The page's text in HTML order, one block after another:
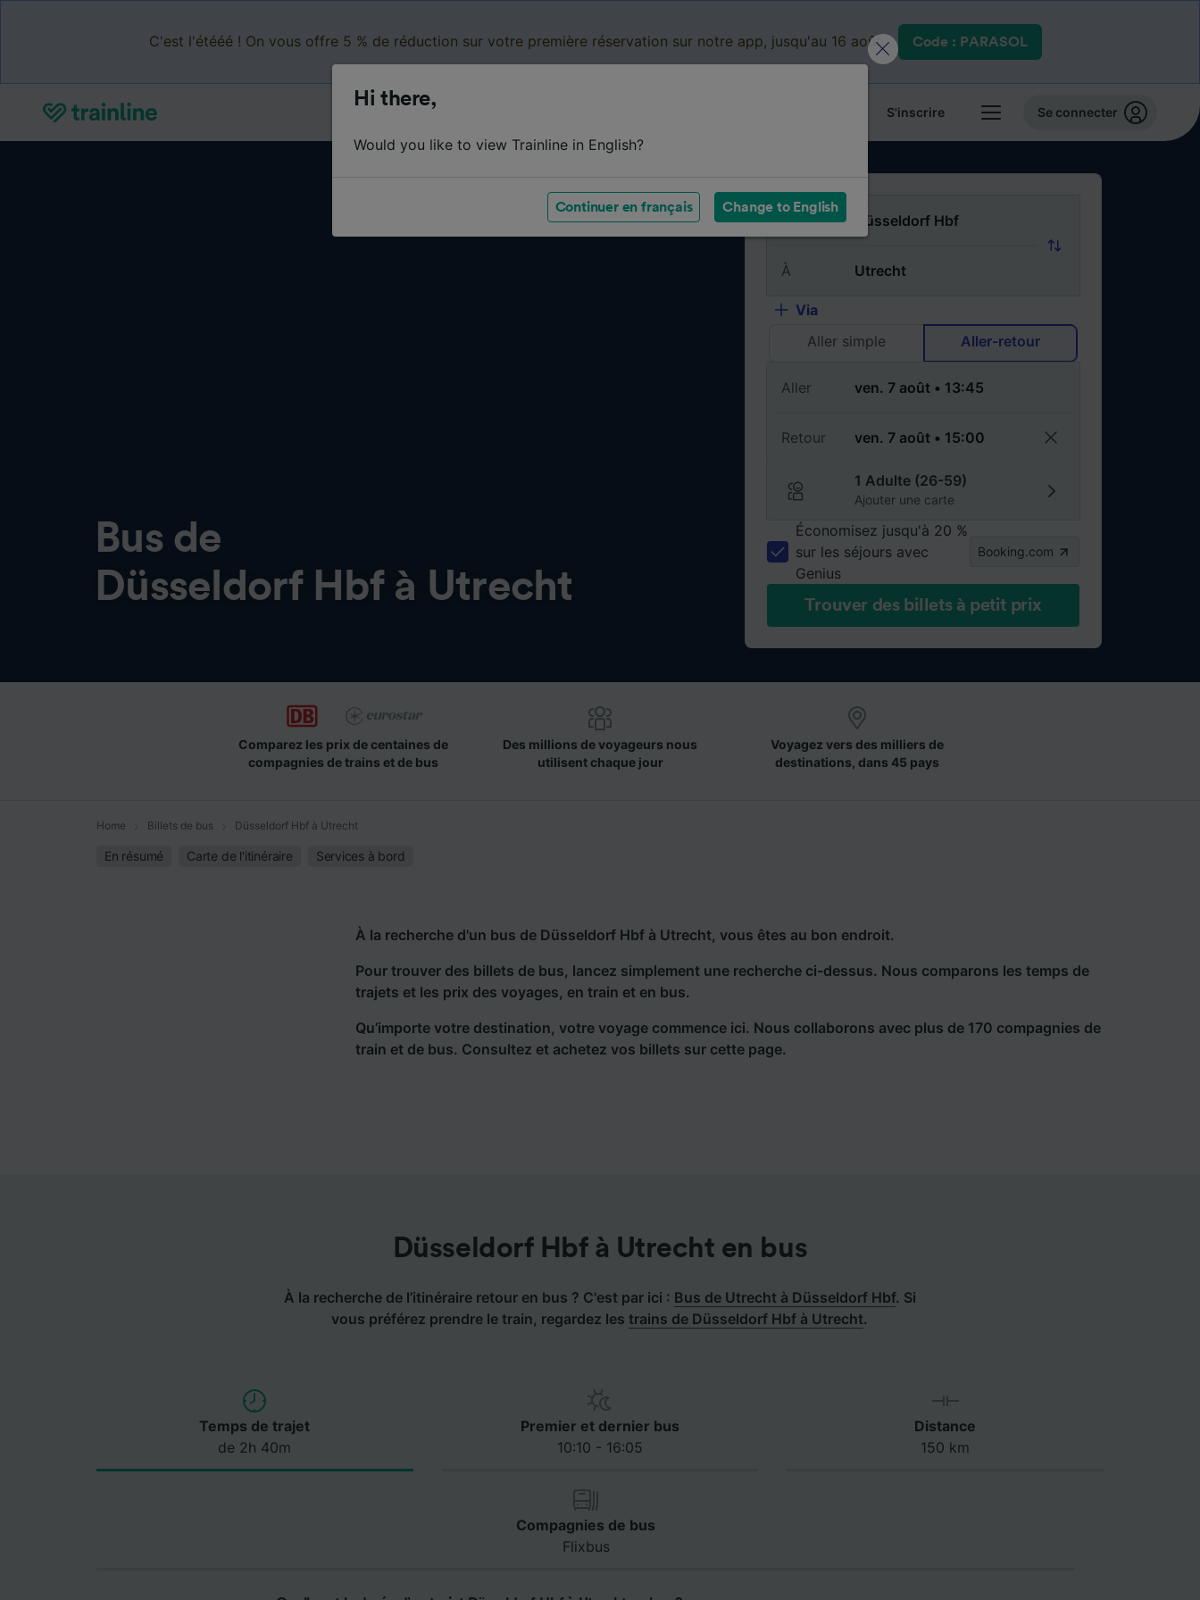
C'est l'étééé ! On vous offre 5 % de réduction sur votre première réservation sur notre app, jusqu'au 16 août. Code : PARASOL
S'inscrire Se connecter
Bus de
Düsseldorf Hbf à Utrecht
De
À
Via
Aller simple
Aller-retour
Aller
Retour
1 Adulte (26-59)
Ajouter une carte
Économisez jusqu'à 20 %
sur les séjours avec
Genius
Booking.com
Trouver des billets à petit prix
Comparez les prix de centaines de
compagnies de trains et de bus
Des millions de voyageurs nous
utilisent chaque jour
Voyagez vers des milliers de
destinations, dans 45 pays
Home Billets de bus Düsseldorf Hbf à Utrecht
En résumé Carte de l'itinéraire Services à bord
À la recherche d'un bus de Düsseldorf Hbf à Utrecht, vous êtes au bon endroit.
Pour trouver des billets de bus, lancez simplement une recherche ci-dessus. Nous comparons les temps de
trajets et les prix des voyages, en train et en bus.
Qu’importe votre destination, votre voyage commence ici. Nous collaborons avec plus de 170 compagnies de
train et de bus. Consultez et achetez vos billets sur cette page.
Düsseldorf Hbf à Utrecht en bus
À la recherche de l’itinéraire retour en bus ? C'est par ici : Bus de Utrecht à Düsseldorf Hbf. Si
vous préférez prendre le train, regardez lestrains de Düsseldorf Hbf à Utrecht.
Temps de trajet
de 2h 40m
Premier et dernier bus
10:10 - 16:05
Distance
150 km
Compagnies de bus
Flixbus
Hi there,
Would you like to view Trainline in English?
Continuer en français Change to English